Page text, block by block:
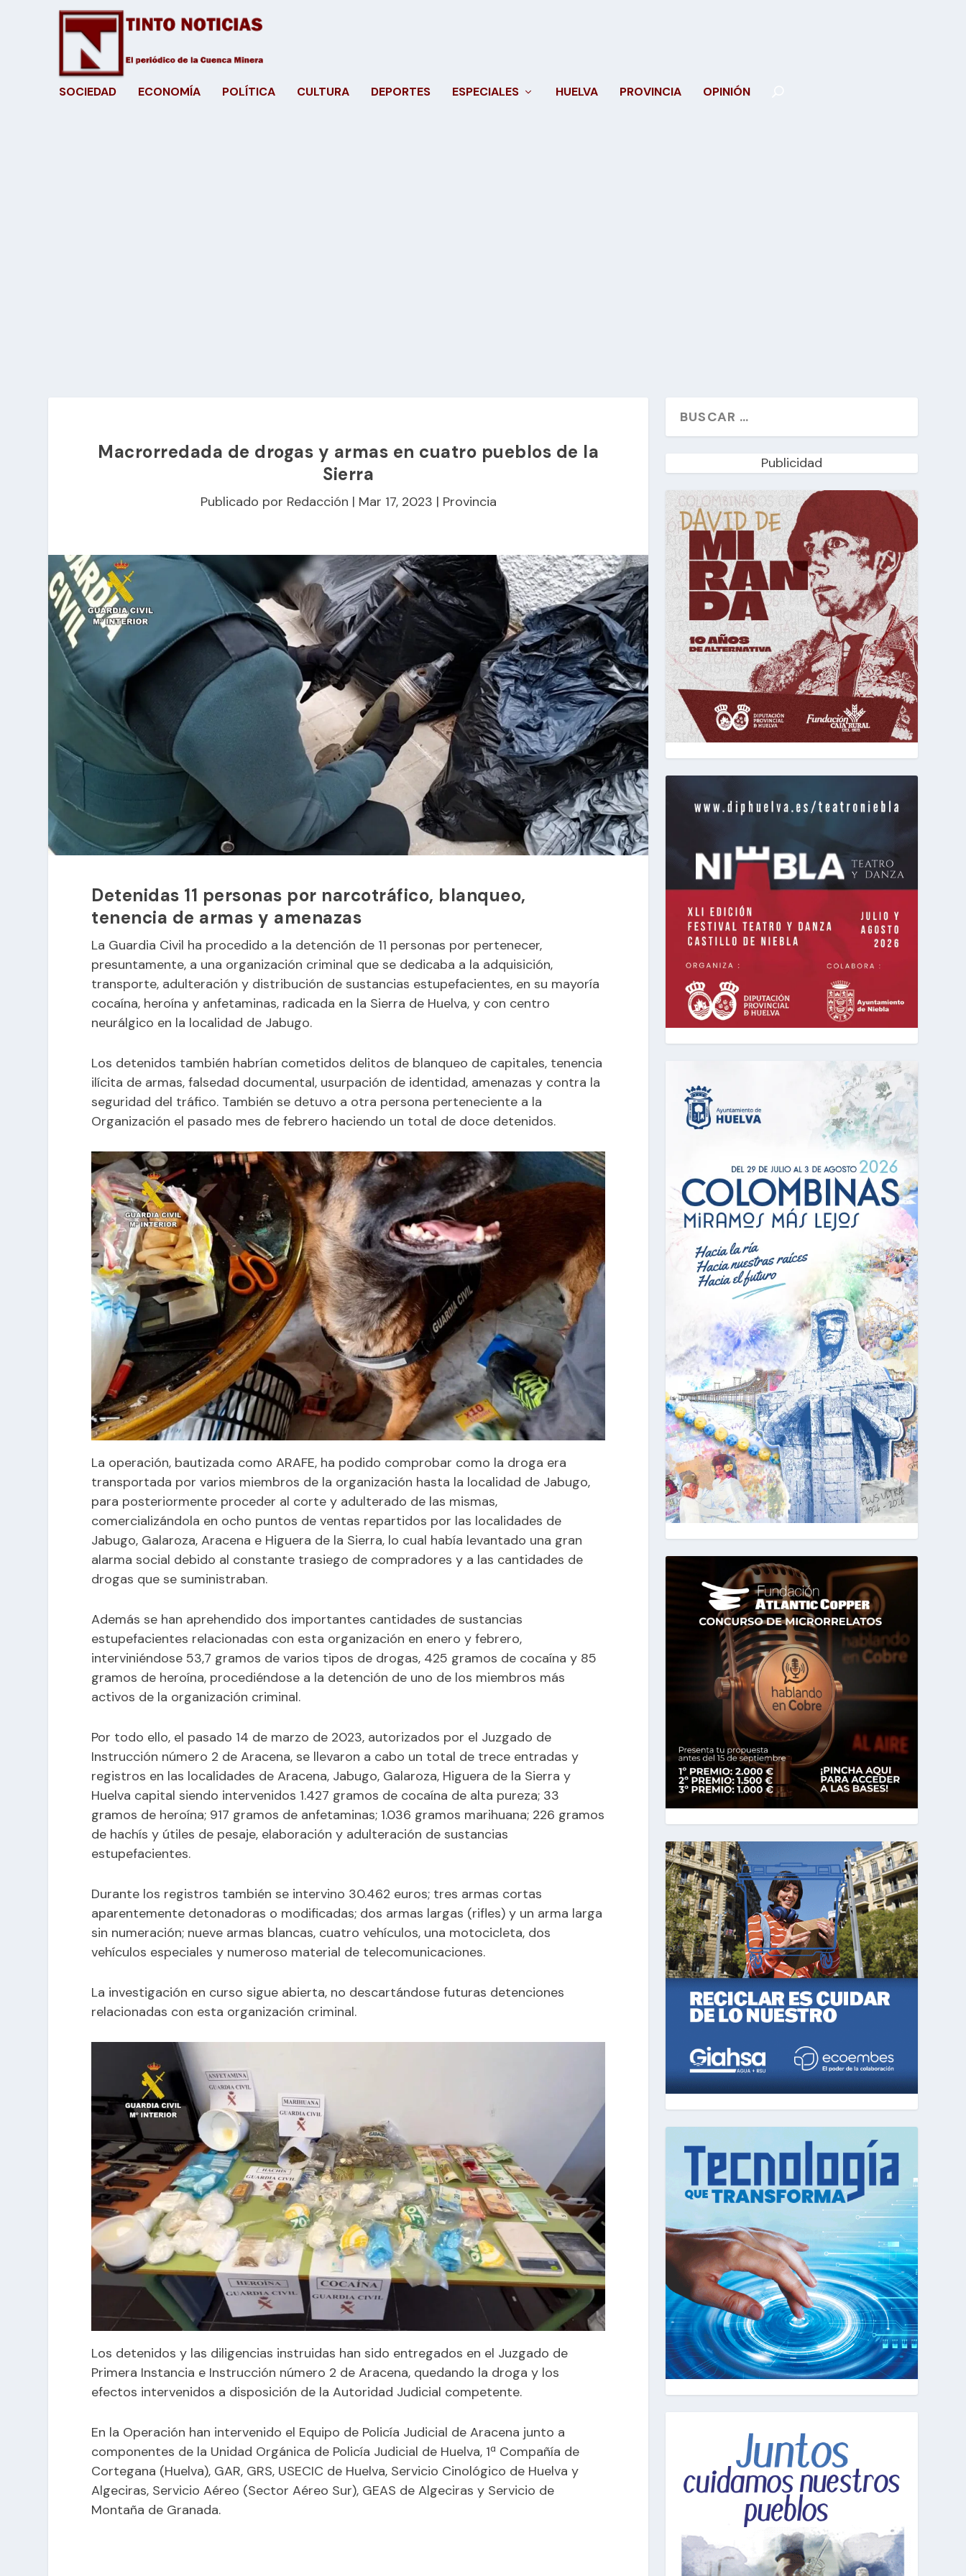
SOCIEDAD ECONOMÍA POLÍTICA CULTURA DEPORTES ESPECIALES HUELVA PROVINCIA OPINIÓN
Macrorredada de drogas y armas en cuatro pueblos de la
Sierra
Publicado por Redacción | Mar 17, 2023 | Provincia
Detenidas 11 personas por narcotráfico, blanqueo,
tenencia de armas y amenazas
La Guardia Civil ha procedido a la detención de 11 personas por pertenecer,
presuntamente, a una organización criminal que se dedicaba a la adquisición,
transporte, adulteración y distribución de sustancias estupefacientes, en su mayoría
cocaína, heroína y anfetaminas, radicada en la Sierra de Huelva, y con centro
neurálgico en la localidad de Jabugo.
Los detenidos también habrían cometidos delitos de blanqueo de capitales, tenencia
ilícita de armas, falsedad documental, usurpación de identidad, amenazas y contra la
seguridad del tráfico. También se detuvo a otra persona perteneciente a la
Organización el pasado mes de febrero haciendo un total de doce detenidos.
La operación, bautizada como ARAFE, ha podido comprobar como la droga era
transportada por varios miembros de la organización hasta la localidad de Jabugo,
para posteriormente proceder al corte y adulterado de las mismas,
comercializándola en ocho puntos de ventas repartidos por las localidades de
Jabugo, Galaroza, Aracena e Higuera de la Sierra, lo cual había levantado una gran
alarma social debido al constante trasiego de compradores y a las cantidades de
drogas que se suministraban.
Además se han aprehendido dos importantes cantidades de sustancias
estupefacientes relacionadas con esta organización en enero y febrero,
interviniéndose 53,7 gramos de varios tipos de drogas, 425 gramos de cocaína y 85
gramos de heroína, procediéndose a la detención de uno de los miembros más
activos de la organización criminal.
Por todo ello, el pasado 14 de marzo de 2023, autorizados por el Juzgado de
Instrucción número 2 de Aracena, se llevaron a cabo un total de trece entradas y
registros en las localidades de Aracena, Jabugo, Galaroza, Higuera de la Sierra y
Huelva capital siendo intervenidos 1.427 gramos de cocaína de alta pureza; 33
gramos de heroína; 917 gramos de anfetaminas; 1.036 gramos marihuana; 226 gramos
de hachís y útiles de pesaje, elaboración y adulteración de sustancias
estupefacientes.
Durante los registros también se intervino 30.462 euros; tres armas cortas
aparentemente detonadoras o modificadas; dos armas largas (rifles) y un arma larga
sin numeración; nueve armas blancas, cuatro vehículos, una motocicleta, dos
vehículos especiales y numeroso material de telecomunicaciones.
La investigación en curso sigue abierta, no descartándose futuras detenciones
relacionadas con esta organización criminal.
Los detenidos y las diligencias instruidas han sido entregados en el Juzgado de
Primera Instancia e Instrucción número 2 de Aracena, quedando la droga y los
efectos intervenidos a disposición de la Autoridad Judicial competente.
En la Operación han intervenido el Equipo de Policía Judicial de Aracena junto a
componentes de la Unidad Orgánica de Policía Judicial de Huelva, 1ª Compañía de
Cortegana (Huelva), GAR, GRS, USECIC de Huelva, Servicio Cinológico de Huelva y
Algeciras, Servicio Aéreo (Sector Aéreo Sur), GEAS de Algeciras y Servicio de
Montaña de Granada.
Publicidad